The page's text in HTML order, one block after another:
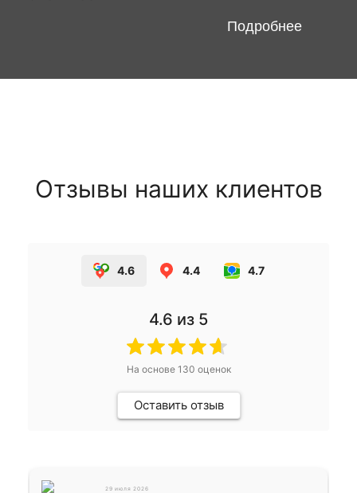
Подробнее
Отзывы наших клиентов
4.6 4.4 4.7
4.6 из 5
На основе 130 оценок
Оставить отзыв
29 июля 2026